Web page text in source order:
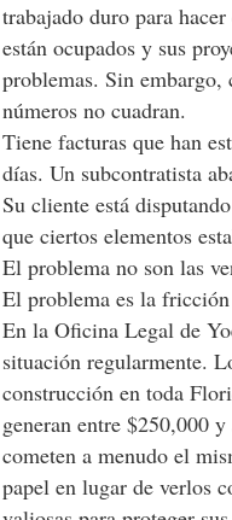
trabajado duro para
están ocupados y sus
problemas. Sin
números no cuadran.
Tiene facturas que han
días. Un subcontratista
Su cliente está
que ciertos elementos
El problema no son las
El problema es la
En la Oficina Legal de
situación regularmente.
construcción en toda
generan entre $250,000
cometen a menudo el
papel en lugar de verlos